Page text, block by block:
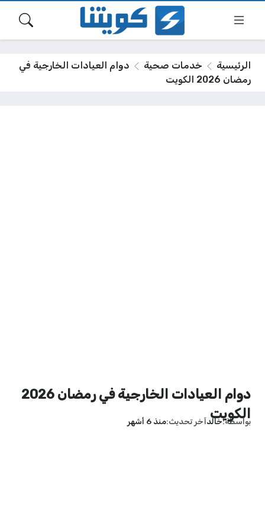
الرئيسية خدمات صحية
دوام العيادات الخارجية في
رمضان 2026 الكويت
دوام العيادات الخارجية في رمضان 2026
الكويت
بواسطة خالدآخر تحديث منذ 6 أشهر